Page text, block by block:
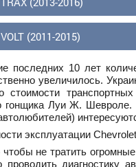
(2011-2015)
последних 10 лет
увеличилось.
стоимости
гонщика Луи Ж. Шевроле.
эксплуатации
чтобы не тратить
проводить диагностику